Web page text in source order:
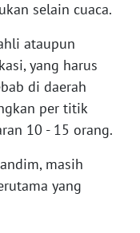
selain cuaca.
ataupun
yang harus
di daerah
per titik
10 - 15 orang.
masih
yang